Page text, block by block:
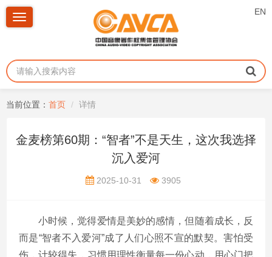
EN
Toggle
当前位置： 首页 详情
金麦榜第60期：“智者”不是天生，这次我选择
沉入爱河
2025-10-31 3905
小时候，觉得爱情是美妙的感情，但随着成长，反
而是“智者不入爱河”成了人们心照不宣的默契。害怕受
伤，计较得失，习惯用理性衡量每一份心动，用心门把